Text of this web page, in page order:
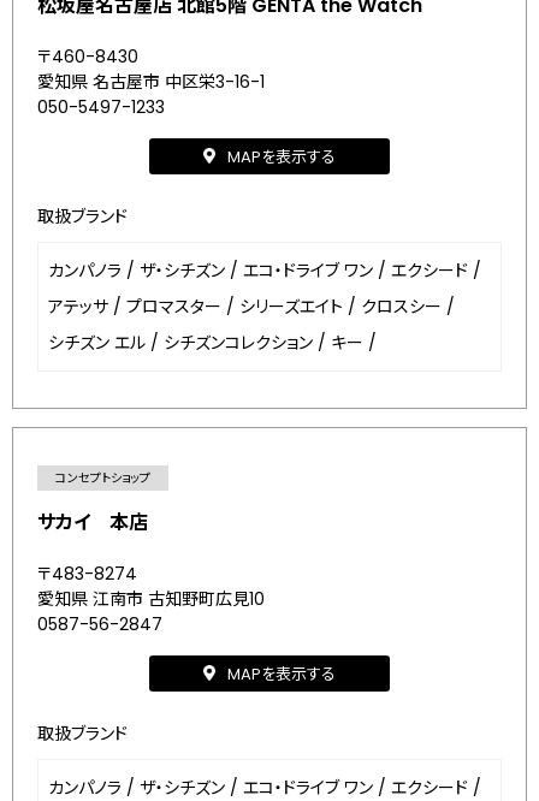
〒460-8430
愛知県 名古屋市 中区栄3-16-1
050-5497-1233
MAPを表示する
取扱ブランド
カンパノラ / ザ・シチズン / エコ・ドライブ ワン / エクシード /
アテッサ / プロマスター / シリーズエイト / クロスシー /
シチズン エル / シチズンコレクション / キー /
コンセプトショップ
サカイ 本店
〒483-8274
愛知県 江南市 古知野町広見10
0587-56-2847
MAPを表示する
取扱ブランド
カンパノラ / ザ・シチズン / エコ・ドライブ ワン / エクシード /